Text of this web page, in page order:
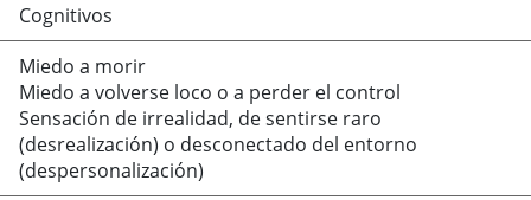
Síntomas de una crisis de angustia
Cognitivos
Miedo a morir
Miedo a volverse loco o a perder el control
Sensación de irrealidad, de sentirse raro
(desrealización) o desconectado del entorno
(despersonalización)